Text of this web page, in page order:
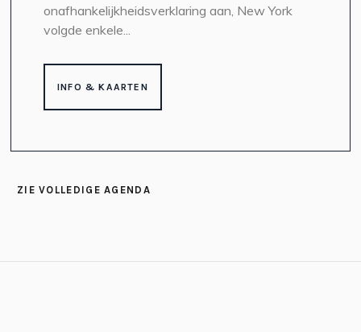
onafhankelijkheidsverklaring aan, New York
volgde enkele...
INFO & KAARTEN
ZIE VOLLEDIGE AGENDA